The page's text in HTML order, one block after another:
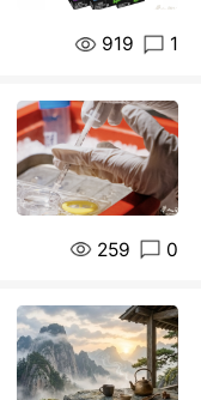
919 1
259 0